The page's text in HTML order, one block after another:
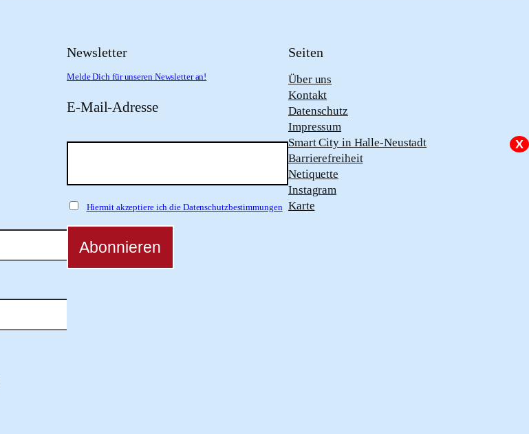
X
Newsletter
Melde Dich für unseren Newsletter an!
E-Mail-Adresse
Hiermit akzeptiere ich die Datenschutzbestimmungen
Seiten
Über uns
Kontakt
Datenschutz
Impressum
Smart City in Halle-Neustadt
Barrierefreiheit
Netiquette
Instagram
Karte